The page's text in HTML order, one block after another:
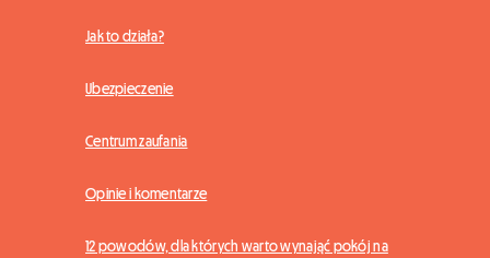
Jak to działa?
Ubezpieczenie
Centrum zaufania
Opinie i komentarze
12 powodów, dla których warto wynająć pokój na